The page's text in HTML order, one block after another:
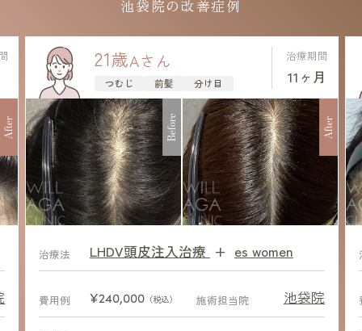
池袋院の改善症例
After
21歳Aさん
つむじ 前髪 分け目
治療期間
11ヶ月
Before After
After
治療法 LHDV頭皮注入治療 + es women
費用例 ¥240,000（税込） 施術担当院 池袋院